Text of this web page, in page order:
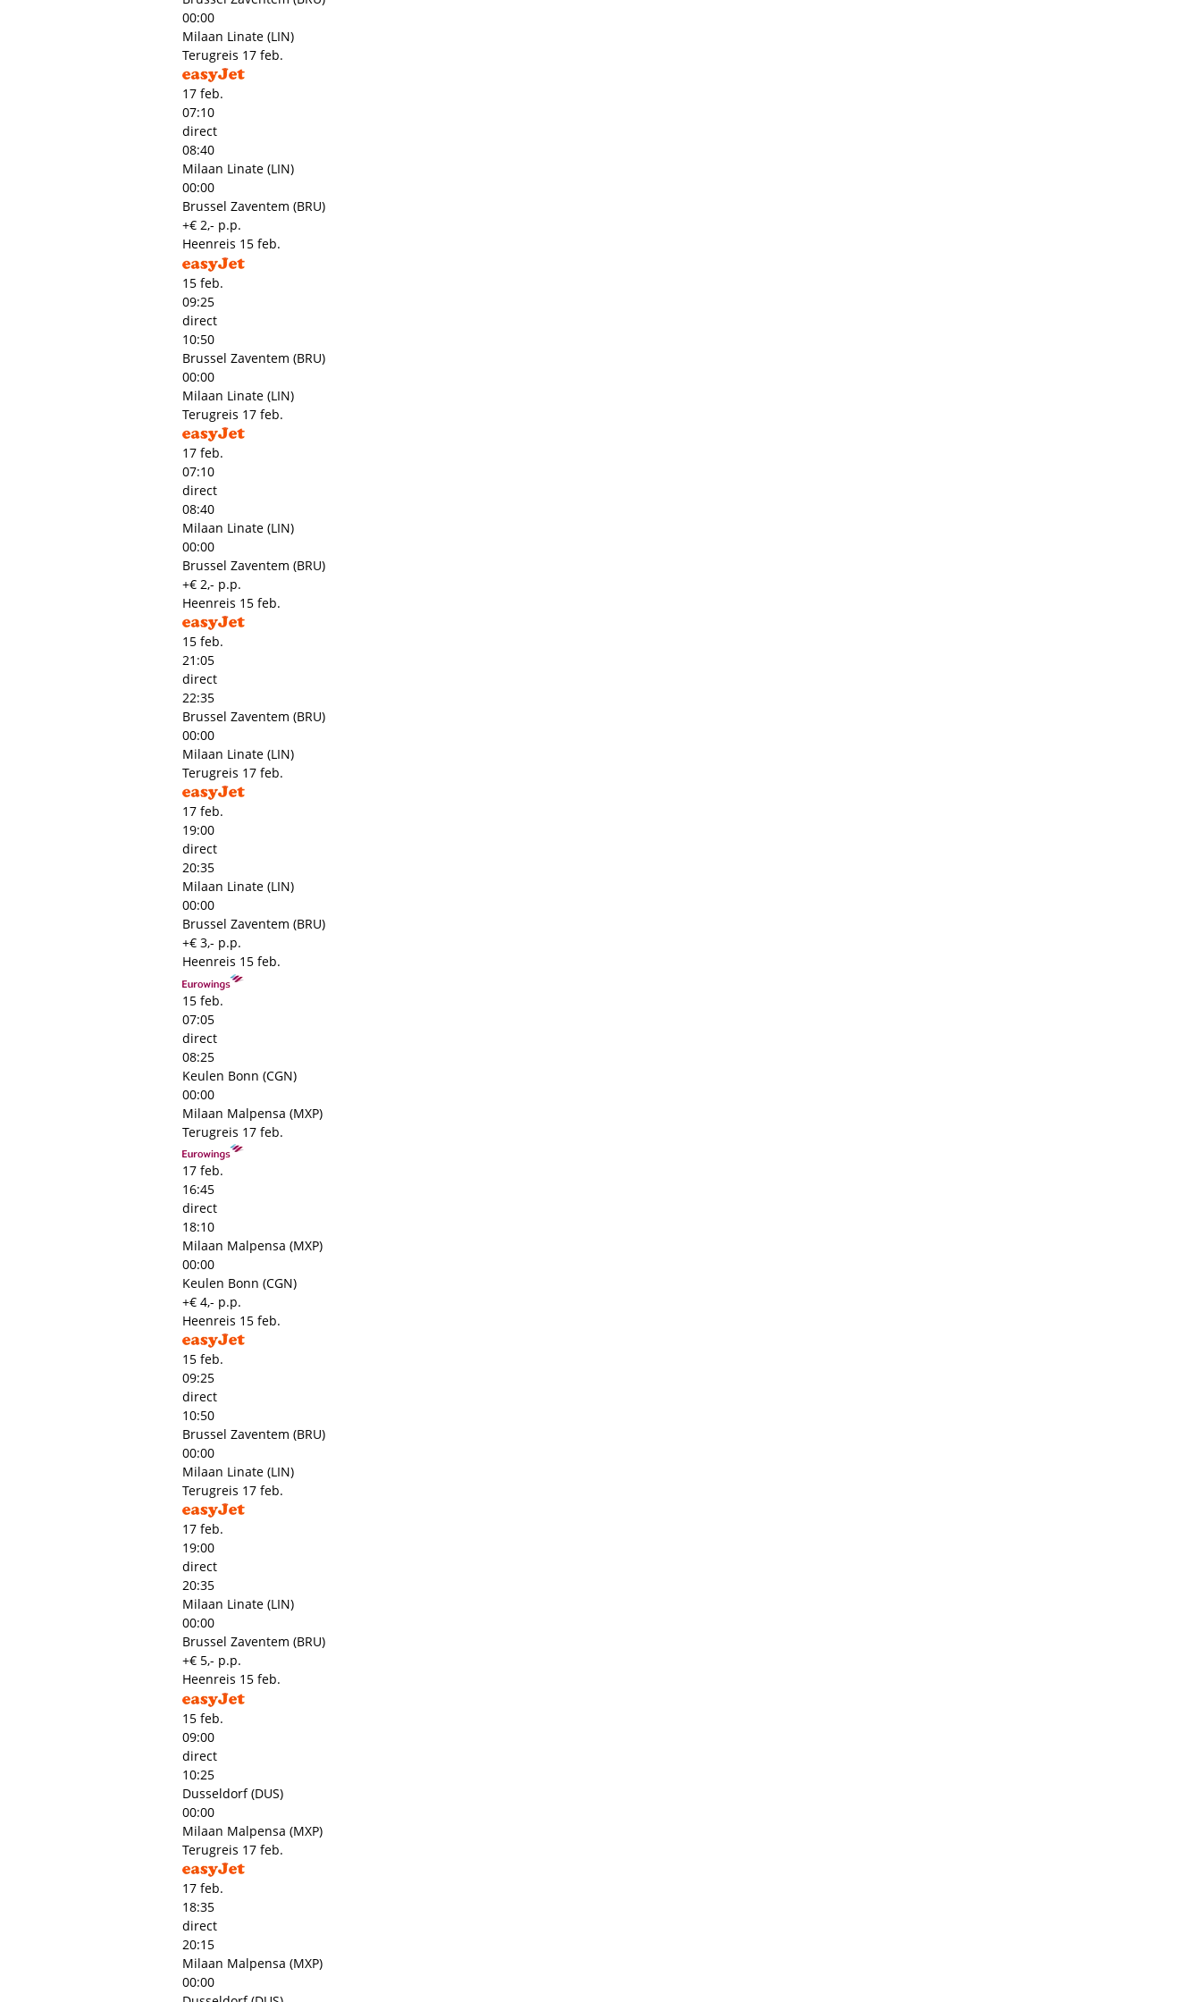
00:00
Milaan Linate (LIN)
Terugreis 17 feb.
17 feb.
07:10
direct
08:40
Milaan Linate (LIN)
00:00
Brussel Zaventem (BRU)
+€ 2,- p.p.
Heenreis 15 feb.
15 feb.
09:25
direct
10:50
Brussel Zaventem (BRU)
00:00
Milaan Linate (LIN)
Terugreis 17 feb.
17 feb.
07:10
direct
08:40
Milaan Linate (LIN)
00:00
Brussel Zaventem (BRU)
+€ 2,- p.p.
Heenreis 15 feb.
15 feb.
21:05
direct
22:35
Brussel Zaventem (BRU)
00:00
Milaan Linate (LIN)
Terugreis 17 feb.
17 feb.
19:00
direct
20:35
Milaan Linate (LIN)
00:00
Brussel Zaventem (BRU)
+€ 3,- p.p.
Heenreis 15 feb.
15 feb.
07:05
direct
08:25
Keulen Bonn (CGN)
00:00
Milaan Malpensa (MXP)
Terugreis 17 feb.
17 feb.
16:45
direct
18:10
Milaan Malpensa (MXP)
00:00
Keulen Bonn (CGN)
+€ 4,- p.p.
Heenreis 15 feb.
15 feb.
09:25
direct
10:50
Brussel Zaventem (BRU)
00:00
Milaan Linate (LIN)
Terugreis 17 feb.
17 feb.
19:00
direct
20:35
Milaan Linate (LIN)
00:00
Brussel Zaventem (BRU)
+€ 5,- p.p.
Heenreis 15 feb.
15 feb.
09:00
direct
10:25
Dusseldorf (DUS)
00:00
Milaan Malpensa (MXP)
Terugreis 17 feb.
17 feb.
18:35
direct
20:15
Milaan Malpensa (MXP)
00:00